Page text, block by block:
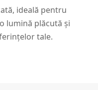
ideală pentru
lumină plăcută și
tale.